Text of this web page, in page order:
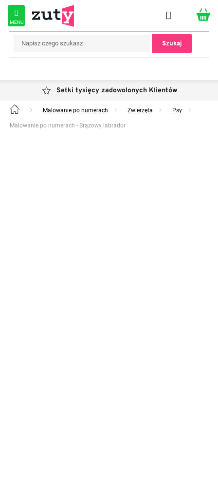
Przejść
treści
Szukaj
Setki tysięcy zadowolonych Klientów
Home Malowanie po numerach Zwierzęta Psy
Malowanie po numerach - Brązowy labrador